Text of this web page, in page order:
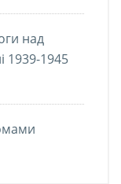
над
1939-1945